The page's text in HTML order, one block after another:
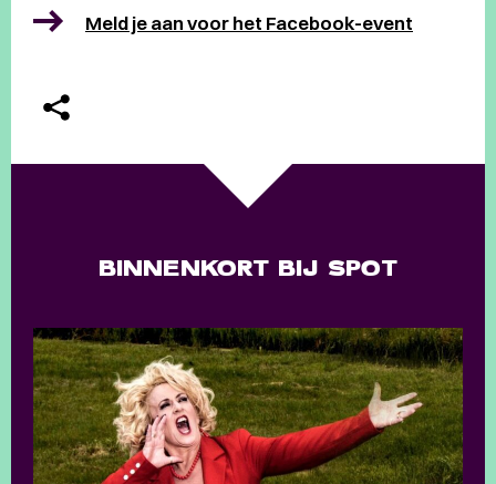
Meld je aan voor het Facebook-event
BINNENKORT BIJ SPOT